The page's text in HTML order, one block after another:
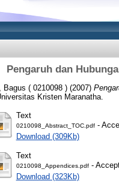
Pengaruh dan
Bagus ( 0210098 )(2007)
Kristen Maranatha.
Text
0210098_Abstract_TOC.pdf-
Download (309Kb)
Text
0210098_Appendices.pdf-
Download (323Kb)